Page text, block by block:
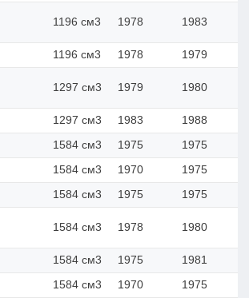
1196 см3 1978 1983
1196 см3 1978 1979
1297 см3 1979 1980
1297 см3 1983 1988
1584 см3 1975 1975
1584 см3 1970 1975
1584 см3 1975 1975
1584 см3 1978 1980
1584 см3 1975 1981
1584 см3 1970 1975